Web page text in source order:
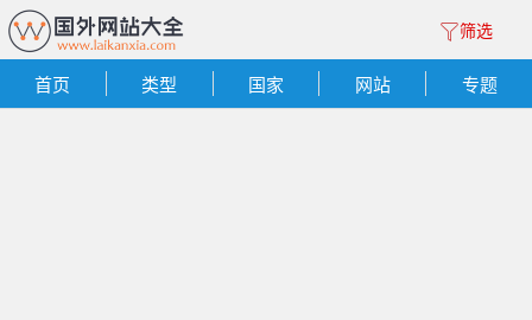
筛选
首页 类型 国家 网站 专题